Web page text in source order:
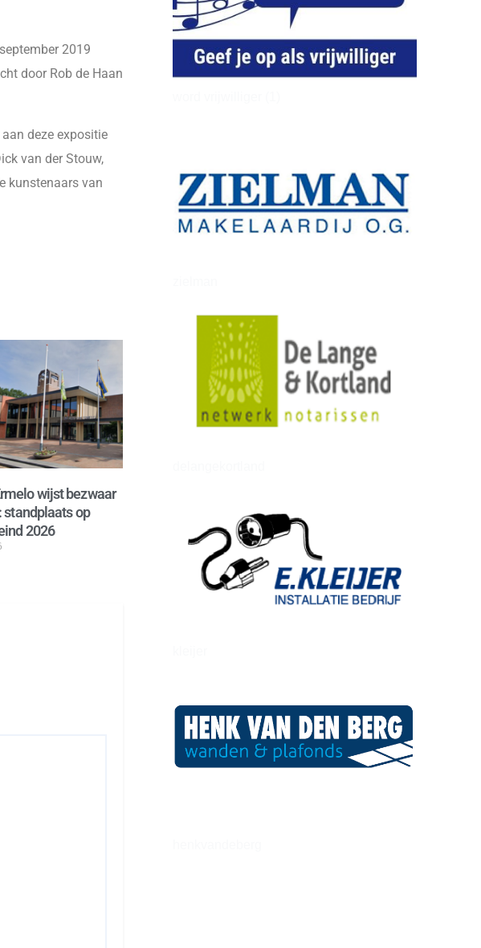
2019
door Rob de Haan
aan deze expositie
van der Stouw,
kunstenaars van
wijst bezwaar
standplaats op
2026